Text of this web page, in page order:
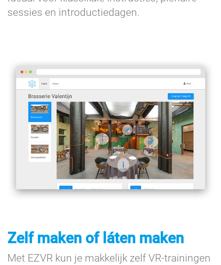
sessies en introductiedagen.
Zelf maken of láten maken
Met EZVR kun je makkelijk zelf VR-trainingen